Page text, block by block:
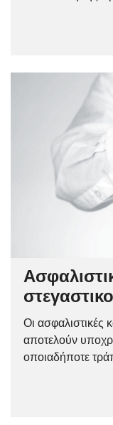
Οι ασφαλιστικές
αποτελούν
οποιαδήποτε